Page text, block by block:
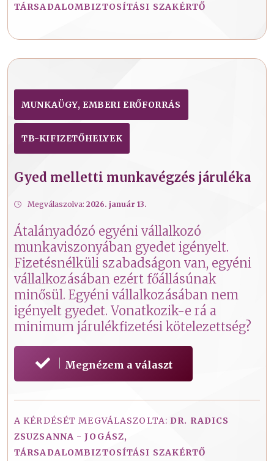
TÁRSADALOMBIZTOSÍTÁSI SZAKÉRTŐ
MUNKAÜGY, EMBERI ERŐFORRÁS
TB-KIFIZETŐHELYEK
Gyed melletti munkavégzés járuléka
Megválaszolva: 2026. január 13.
Átalányadózó egyéni vállalkozó
munkaviszonyában gyedet igényelt.
Fizetésnélküli szabadságon van, egyéni
vállalkozásában ezért főállásúnak
minősül. Egyéni vállalkozásában nem
igényelt gyedet. Vonatkozik-e rá a
minimum járulékfizetési kötelezettség?
Megnézem a választ
A KÉRDÉSÉT MEGVÁLASZOLTA: DR. RADICS
ZSUZSANNA - JOGÁSZ,
TÁRSADALOMBIZTOSÍTÁSI SZAKÉRTŐ